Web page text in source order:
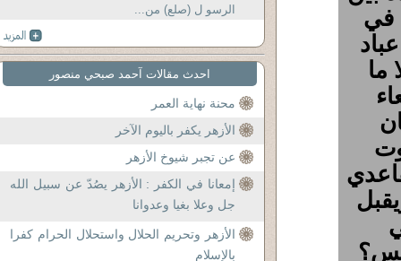
في
ما
الرسو ل (صلع) من...
احدث مقالات آحمد صبحي منصور
محنة نهاية العمر
الأزهر يكفر باليوم الآخر
عن تجبر شيوخ الأزهر
إمعانا في الكفر : الأزهر يصُدّ عن سبيل الله
جل وعلا بغيا وعدوانا
الأزهر وتحريم الحلال واستحلال الحرام كفرا
بالإسلام